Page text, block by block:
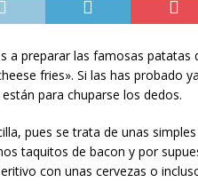
a preparar las famosas
fries». Si las has probado
para chuparse los dedos.
pues se trata de unas
taquitos de bacon y por
con unas cervezas o